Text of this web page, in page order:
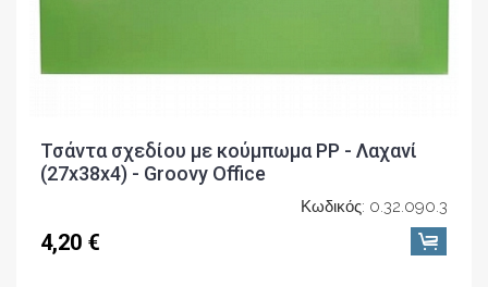
Τσάντα σχεδίου με κούμπωμα PP - Λαχανί
(27x38x4) - Groovy Office
Κωδικός: 0.32.090.3
4,20 €